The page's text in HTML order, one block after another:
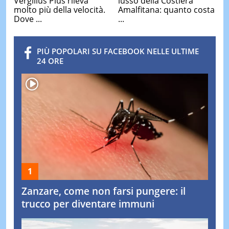
molto più della velocità.
Dove ...
Amalfitana: quanto costa
...
PIÙ POPOLARI SU FACEBOOK NELLE ULTIME
24 ORE
Zanzare, come non farsi pungere: il
trucco per diventare immuni